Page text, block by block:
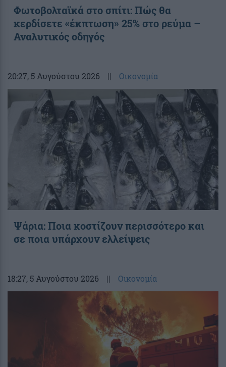
Φωτοβολταϊκά στο σπίτι: Πώς θα
κερδίσετε «έκπτωση» 25% στο ρεύμα –
Αναλυτικός οδηγός
20:27, 5 Αυγούστου 2026 || Οικονομία
Ψάρια: Ποια κοστίζουν περισσότερο και
σε ποια υπάρχουν ελλείψεις
18:27, 5 Αυγούστου 2026 || Οικονομία